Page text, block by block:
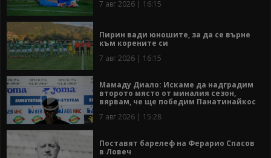
7 авг 2026 | 16:15
Пирин вади юношите, за да се върне
към корените си
7 авг 2026 | 16:15
Мамаду Диало: Искаме да надградим
второто място от миналия сезон,
вярвам, че ще победим Панатинайкос
7 авг 2026 | 15:28
Поставят барелеф на Ферарио Спасов
в Ловеч